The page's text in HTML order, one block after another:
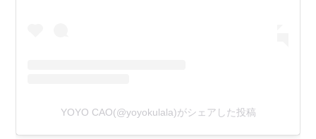
YOYO CAO(@yoyokulala)がシェアした投稿